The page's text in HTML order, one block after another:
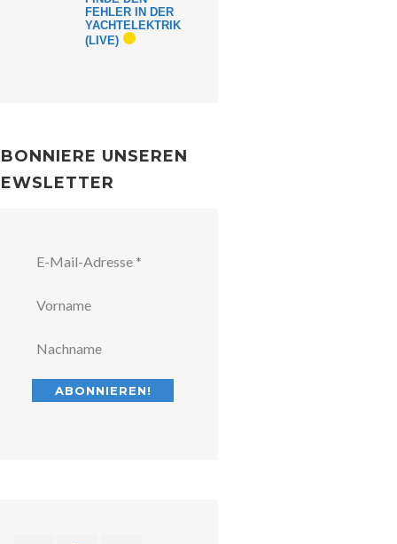
FEHLER IN DER
YACHTELEKTRIK
(LIVE)
UNSEREN